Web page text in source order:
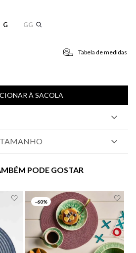
G GG
Tabela de medidas
À SACOLA
TAMANHO
PODE GOSTAR
-60%